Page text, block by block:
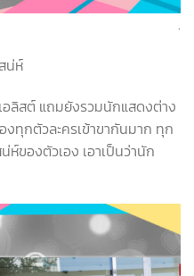
.
น่ห์
อลิสต์ แถมยังรวมนักแสดงต่าง
งทุกตัวละครเข้าขากันมาก ทุก
ห์ของตัวเอง เอาเป็นว่านัก